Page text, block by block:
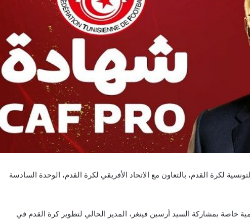
لكرة القدم، بالتعاون مع الاتحاد الأفريقي لكرة القدم، الوحدة السادسة
خاصة بمشاركة السيد أرسين فينغر، المدير الحالي لتطوير كرة القدم في